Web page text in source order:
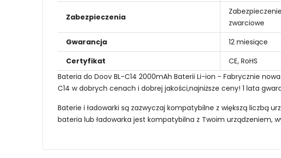
Zabezpieczenia
zwarciowe
Gwarancja
12 miesiące
Certyfikat
CE, RoHS
Bateria do Doov BL-C14 2000mAh Baterii Li-ion - Fabrycznie
C14 w dobrych cenach i dobrej jakości,najniższe ceny! 1 lata
Baterie i ładowarki są zazwyczaj kompatybilne z większą liczbą
bateria lub ładowarka jest kompatybilna z Twoim urządzeniem,